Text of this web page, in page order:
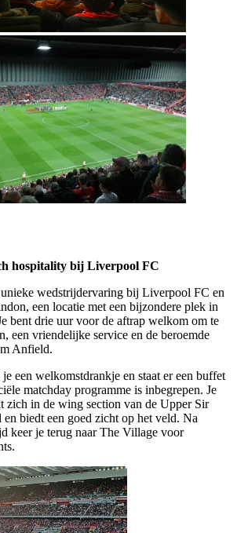
hospitality bij Liverpool FC
wedstrijdervaring bij Liverpool FC en
een locatie met een bijzondere plek in
bent drie uur voor de aftrap welkom om te
een vriendelijke service en de beroemde
Anfield.
een welkomstdrankje en staat er een buffet
matchday programme is inbegrepen. Je
zich in de wing section van de Upper Sir
biedt een goed zicht op het veld. Na
keer je terug naar The Village voor